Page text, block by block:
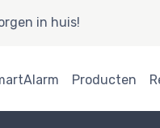
in huis!
Producten